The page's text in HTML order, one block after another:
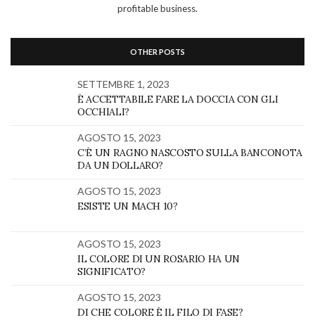
profitable business.
OTHER POSTS
SETTEMBRE 1, 2023
È ACCETTABILE FARE LA DOCCIA CON GLI
OCCHIALI?
AGOSTO 15, 2023
C’È UN RAGNO NASCOSTO SULLA BANCONOTA
DA UN DOLLARO?
AGOSTO 15, 2023
ESISTE UN MACH 10?
AGOSTO 15, 2023
IL COLORE DI UN ROSARIO HA UN
SIGNIFICATO?
AGOSTO 15, 2023
DI CHE COLORE È IL FILO DI FASE?